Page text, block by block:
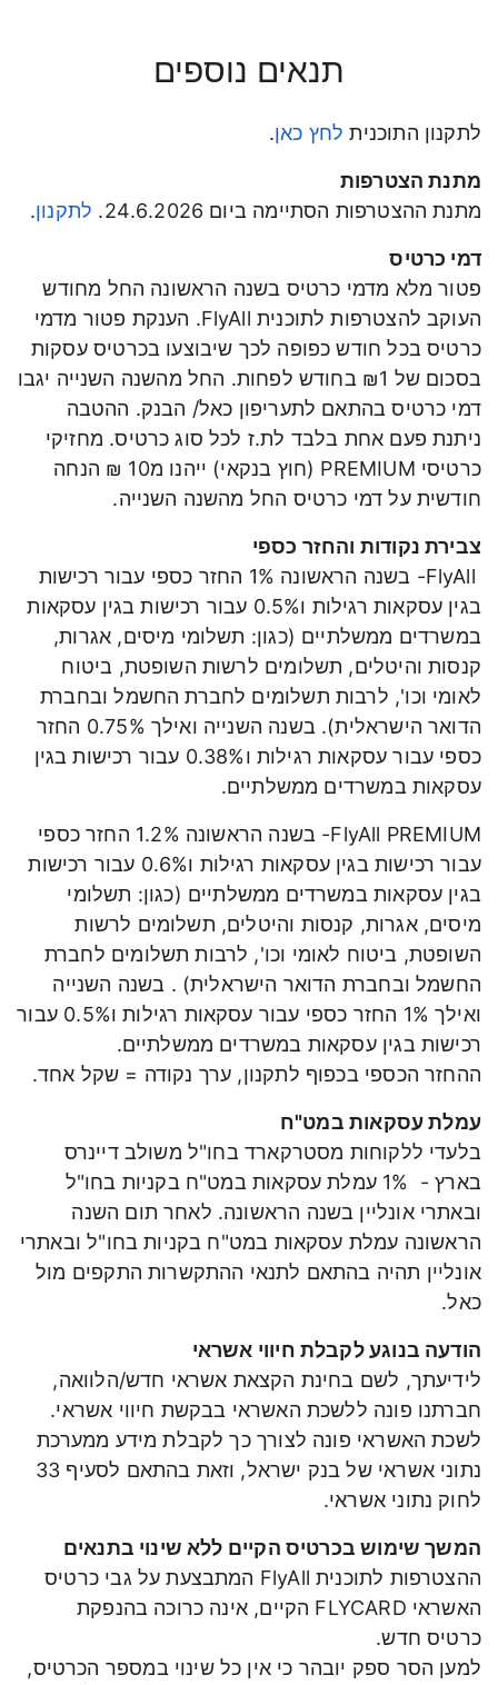
תנאים נוספים
לתקנון התוכנית לחץ כאן.
מתנת הצטרפות
מתנת ההצטרפות הסתיימה ביום 24.6.2026.
לתקנון.
דמי כרטיס
פטור מלא מדמי כרטיס בשנה הראשונה החל מחודש
העוקב להצטרפות לתוכנית FlyAll. הענקת פטור מדמי
כרטיס בכל חודש כפופה לכך שיבוצעו בכרטיס עסקות
בסכום של ₪1 בחודש לפחות. החל מהשנה השנייה יגבו
דמי כרטיס בהתאם לתעריפון כאל/ הבנק. ההטבה
ניתנת פעם אחת בלבד לת.ז לכל סוג כרטיס. מחזיקי
כרטיסי
PREMIUM (חוץ בנקאי) ייהנו מ10 ₪ הנחה
חודשית על דמי כרטיס החל מהשנה השנייה.
צבירת נקודות והחזר כספי
FlyAll- בשנה הראשונה 1% החזר כספי עבור רכישות
בגין עסקאות רגילות ו0.5% עבור רכישות בגין עסקאות
במשרדים ממשלתיים (כגון: תשלומי מיסים, אגרות,
קנסות והיטלים, תשלומים לרשות השופטת, ביטוח
לאומי וכו', לרבות תשלומים לחברת החשמל ובחברת
הדואר הישראלית). בשנה השנייה ואילך 0.75% החזר
כספי עבור עסקאות רגילות ו0.38% עבור רכישות בגין
עסקאות במשרדים ממשלתיים.
FlyAll PREMIUM- בשנה הראשונה 1.2% החזר כספי
עבור רכישות בגין עסקאות רגילות ו0.6% עבור רכישות
בגין עסקאות במשרדים ממשלתיים (כגון: תשלומי
מיסים, אגרות, קנסות והיטלים, תשלומים לרשות
השופטת, ביטוח לאומי וכו', לרבות תשלומים לחברת
החשמל ובחברת הדואר הישראלית) . בשנה השנייה
ואילך 1% החזר כספי עבור עסקאות רגילות ו0.5% עבור
רכישות בגין עסקאות במשרדים ממשלתיים.
ההחזר הכספי בכפוף לתקנון, ערך נקודה = שקל אחד.
עמלת עסקאות במט"ח
בלעדי ללקוחות מסטרקארד בחו"ל משולב דיינרס
בארץ - 1% עמלת עסקאות במט"ח בקניות בחו"ל
ובאתרי אונליין בשנה הראשונה. לאחר תום השנה
הראשונה עמלת עסקאות במט"ח בקניות בחו"ל ובאתרי
אונליין תהיה בהתאם לתנאי ההתקשרות התקפים מול
כאל.
הודעה בנוגע לקבלת חיווי אשראי
לידיעתך, לשם בחינת הקצאת אשראי חדש/הלוואה,
חברתנו פונה ללשכת האשראי בבקשת חיווי אשראי.
לשכת האשראי פונה לצורך כך לקבלת מידע ממערכת
נתוני אשראי של בנק ישראל, וזאת בהתאם לסעיף 33
לחוק נתוני אשראי.
המשך שימוש בכרטיס הקיים ללא שינוי בתנאים
ההצטרפות לתוכנית FlyAll המתבצעת על גבי כרטיס
האשראי FLYCARD הקיים, אינה כרוכה בהנפקת
כרטיס חדש.
למען הסר ספק יובהר כי אין כל שינוי במספר הכרטיס,